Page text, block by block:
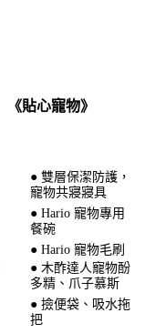
《貼心寵物》
● 雙層保潔防護，
寵物共寢寢具
● Hario 寵物專用
餐碗
● Hario 寵物毛刷
● 木酢達人寵物酚
多精、爪子慕斯
● 撿便袋、吸水拖
把